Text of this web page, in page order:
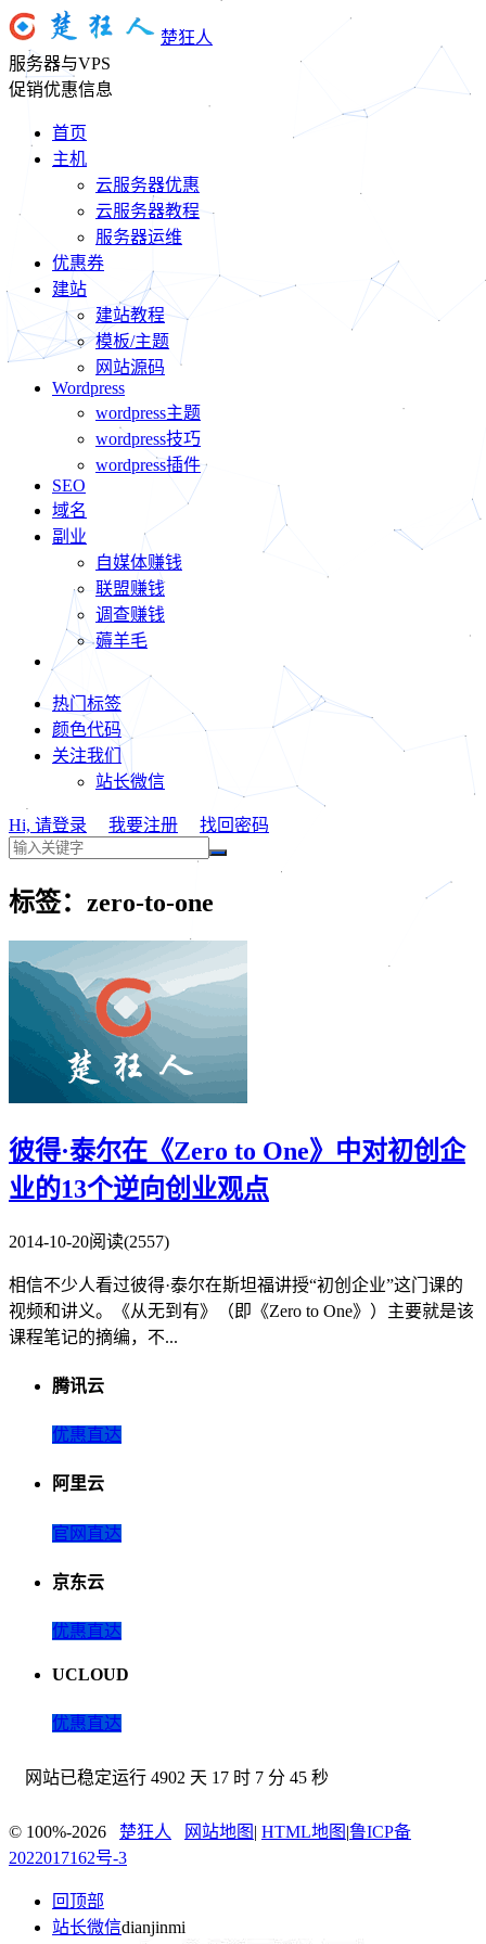
楚狂人
服务器与VPS
促销优惠信息
首页
主机
云服务器优惠
云服务器教程
服务器运维
优惠券
建站
建站教程
模板/主题
网站源码
Wordpress
wordpress主题
wordpress技巧
wordpress插件
SEO
域名
副业
自媒体赚钱
联盟赚钱
调查赚钱
薅羊毛
热门标签
颜色代码
关注我们
站长微信
Hi, 请登录 我要注册 找回密码
标签：zero-to-one
彼得·泰尔在《Zero to One》中对初创企
业的13个逆向创业观点
2014-10-20阅读(2557)
相信不少人看过彼得·泰尔在斯坦福讲授“初创企业”这门课的
视频和讲义。《从无到有》（即《Zero to One》）主要就是该
课程笔记的摘编，不...
腾讯云
优惠直达
阿里云
官网直达
京东云
优惠直达
UCLOUD
优惠直达
网站已稳定运行 4902 天 17 时 7 分 45 秒
© 100%-2026 楚狂人 网站地图 | HTML地图 |鲁ICP备
2022017162号-3
回顶部
站长微信dianjinmi